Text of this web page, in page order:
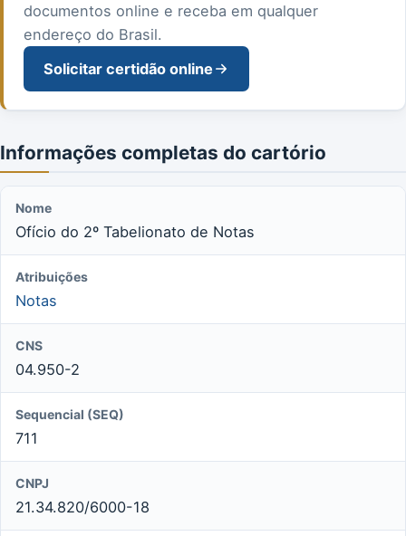
documentos online e receba em qualquer
endereço do Brasil.
Solicitar certidão online
Informações completas do cartório
Nome
Ofício do 2º Tabelionato de Notas
Atribuições
Notas
CNS
04.950-2
Sequencial (SEQ)
711
CNPJ
21.34.820/6000-18